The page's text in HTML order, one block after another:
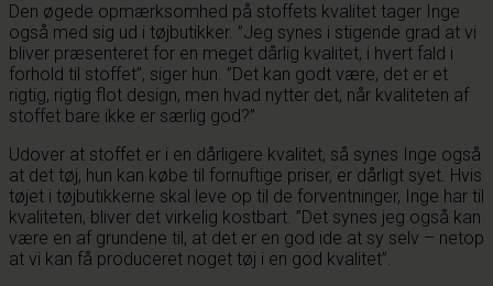
Den øgede opmærksomhed på stoffets kvalitet tager Inge
også med sig ud i tøjbutikker. ”Jeg synes i stigende grad at vi
bliver præsenteret for en meget dårlig kvalitet, i hvert fald i
forhold til stoffet”, siger hun. ”Det kan godt være, det er et
rigtig, rigtig flot design, men hvad nytter det, når kvaliteten af
stoffet bare ikke er særlig god?”
Udover at stoffet er i en dårligere kvalitet, så synes Inge også
at det tøj, hun kan købe til fornuftige priser, er dårligt syet. Hvis
tøjet i tøjbutikkerne skal leve op til de forventninger, Inge har til
kvaliteten, bliver det virkelig kostbart. ”Det synes jeg også kan
være en af grundene til, at det er en god ide at sy selv – netop
at vi kan få produceret noget tøj i en god kvalitet”.